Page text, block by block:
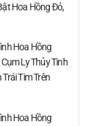
Hoa Hồng Đỏ,
Hoa Hồng
Ly Thủy Tinh
Tim Trên
Hoa Hồng